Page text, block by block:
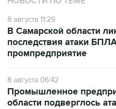
8 августа 11:29
В Самарской области
последствия атаки
промпредприятие
8 августа 06:42
Промышленное
области подверглось